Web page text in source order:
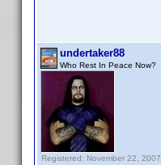
undertaker88
Who Rest In Peace Now?
Registered: November 22, 2007